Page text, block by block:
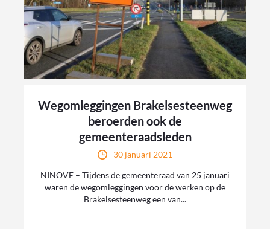
Wegomleggingen Brakelsesteenweg
beroerden ook de
gemeenteraadsleden
30 januari 2021
NINOVE – Tijdens de gemeenteraad van 25 januari
waren de wegomleggingen voor de werken op de
Brakelsesteenweg een van...